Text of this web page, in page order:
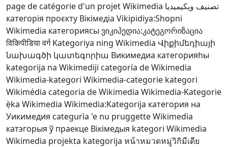
page de catégorie d'un projet Wikimedia تصنيف ويكيميديا
категорія проєкту Вікімедіа Vikipidiya:Shopni
Wikimedia категориясы ვიკიპედია:კატეგორიზაცია
विकिपीडिया वर्ग Kategoriya ning Wikimedia Վիքիմեդիայի
նախագծի կատեգորիա Викимедиа категорияһы
kategorija na Wikimediji categoría de Wikimedia
Wikimedia-kategori Wikimedia-categorie kategori
Wikimédia categoria de Wikimedia Wikimedia-Kategorie
ẹ̀ka Wikimedia Wikimedia:Kategorija категория на
Уикимедия categurìa 'e nu pruggette Wikimedia
катэгорыя ў праекце Вікімедыя kategori Wikimedia
Wikimedia projekta kategorija หน้าหมวดหมู่วิกิมีเดีย